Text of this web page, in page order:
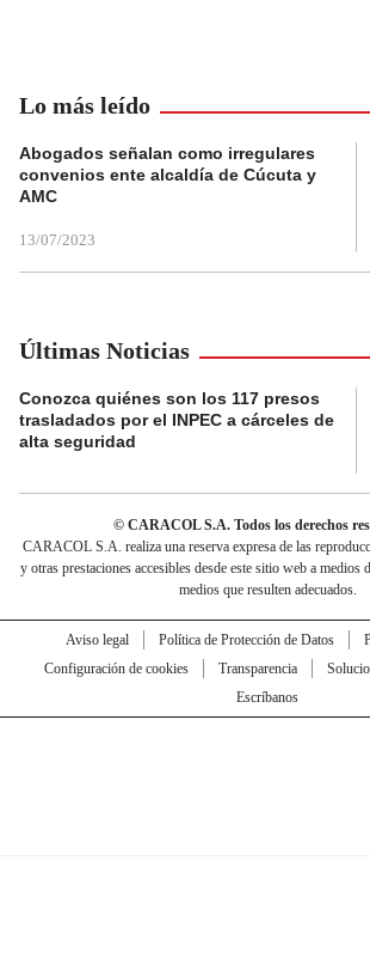
Lo más leído
Abogados señalan como irregulares
convenios ente alcaldía de Cúcuta y
AMC
13/07/2023
Últimas Noticias
Conozca quiénes son los 117 presos
trasladados por el INPEC a cárceles de
alta seguridad
© CARACOL S.A. Todos los derechos
CARACOL S.A. realiza una reserva expresa de las
y otras prestaciones accesibles desde este sitio web a medios
medios que resulten adecuados.
Aviso legal Política de Protección de Datos
Configuración de cookies
Transparencia
Escríbanos